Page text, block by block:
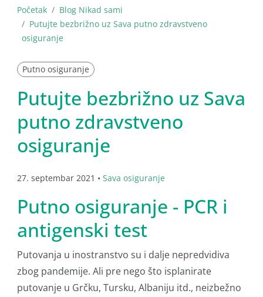
Početak
Blog Nikad sami
Putujte bezbrižno uz Sava putno zdravstveno
osiguranje
Putno osiguranje
Putujte bezbrižno uz Sava
putno zdravstveno
osiguranje
27. septembar 2021 • Sava osiguranje
Putno osiguranje - PCR i
antigenski test
Putovanja u inostranstvo su i dalje nepredvidiva
zbog pandemije. Ali pre nego što isplanirate
putovanje u Grčku, Tursku, Albaniju itd., neizbežno